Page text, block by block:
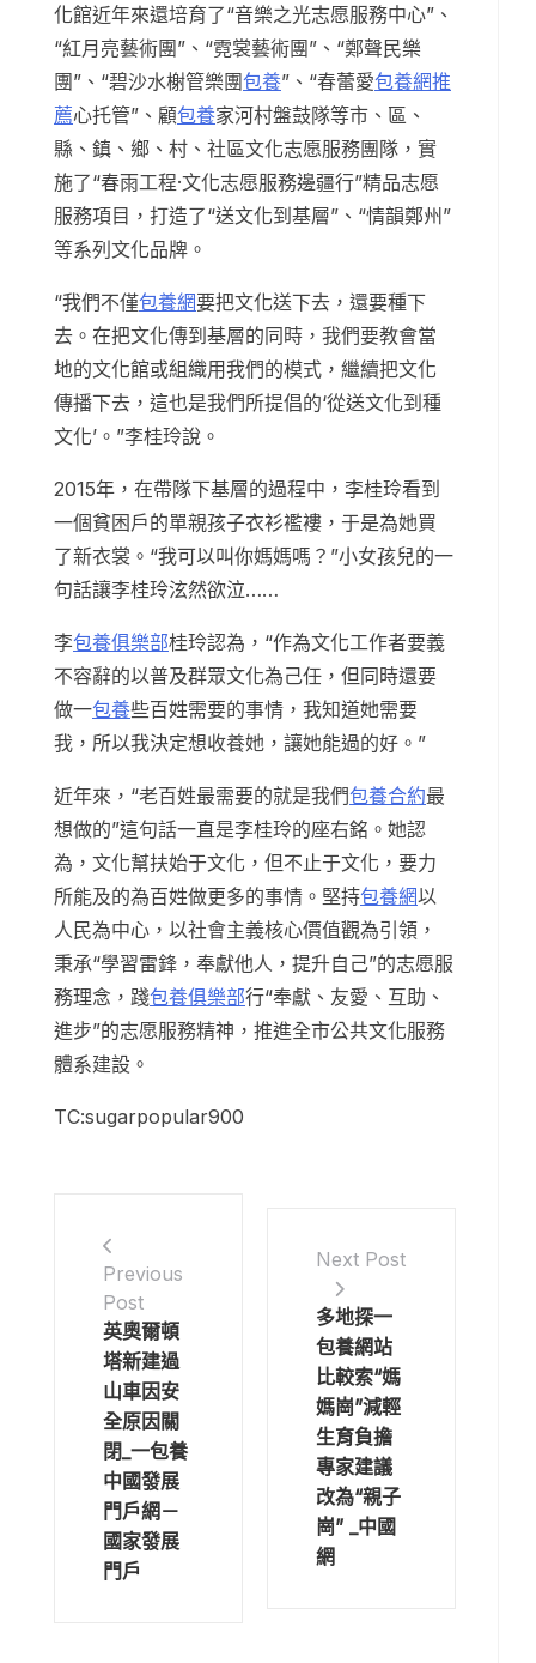
化館近年來還培育了“音樂之光志愿服務中心”、
“紅月亮藝術團”、“霓裳藝術團”、“鄭聲民樂
團”、“碧沙水榭管樂團包養”、“春蕾愛包養網推
薦心托管”、顧包養家河村盤鼓隊等市、區、
縣、鎮、鄉、村、社區文化志愿服務團隊，實
施了“春雨工程·文化志愿服務邊疆行”精品志愿
服務項目，打造了“送文化到基層”、“情韻鄭州”
等系列文化品牌。
“我們不僅包養網要把文化送下去，還要種下
去。在把文化傳到基層的同時，我們要教會當
地的文化館或組織用我們的模式，繼續把文化
傳播下去，這也是我們所提倡的‘從送文化到種
文化’。”李桂玲說。
2015年，在帶隊下基層的過程中，李桂玲看到
一個貧困戶的單親孩子衣衫襤褸，于是為她買
了新衣裳。“我可以叫你媽媽嗎？”小女孩兒的一
句話讓李桂玲泫然欲泣……
李包養俱樂部桂玲認為，“作為文化工作者要義
不容辭的以普及群眾文化為己任，但同時還要
做一包養些百姓需要的事情，我知道她需要
我，所以我決定想收養她，讓她能過的好。”
近年來，“老百姓最需要的就是我們包養合約最
想做的”這句話一直是李桂玲的座右銘。她認
為，文化幫扶始于文化，但不止于文化，要力
所能及的為百姓做更多的事情。堅持包養網以
人民為中心，以社會主義核心價值觀為引領，
秉承“學習雷鋒，奉獻他人，提升自己”的志愿服
務理念，踐包養俱樂部行“奉獻、友愛、互助、
進步”的志愿服務精神，推進全市公共文化服務
體系建設。
TC:sugarpopular900
Previous
Post
英奧爾頓
塔新建過
山車因安
全原因關
閉_一包養
中國發展
門戶網－
國家發展
門戶
Next Post
多地探一
包養網站
比較索“媽
媽崗”減輕
生育負擔
專家建議
改為“親子
崗” _中國
網